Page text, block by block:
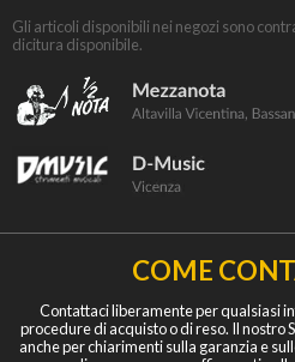
Gli articoli disponibili nei negozi sono
dicitura disponibile.
COME
Contattaci liberamente per qualsiasi
procedure di acquisto o di reso. Il nostro
anche per chiarimenti sulla garanzia e